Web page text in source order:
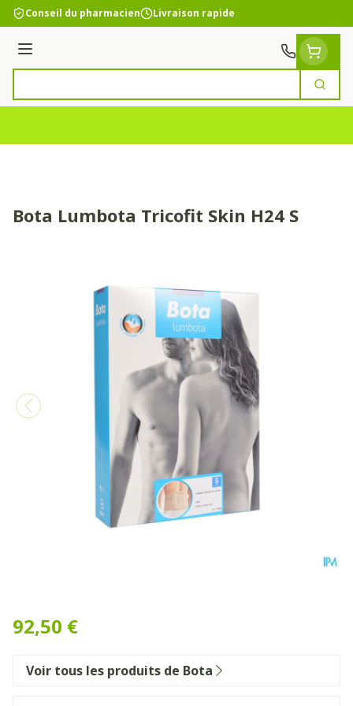
Aller au contenu
Conseil du pharmacien Livraison rapide
Menu
Bota Lumbota Tricofit Skin H24 S
92,50 €
Voir tous les produits de Bota